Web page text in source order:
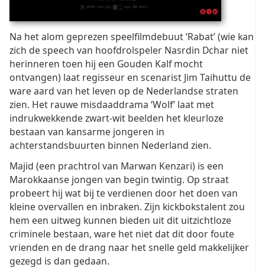
Na het alom geprezen speelfilmdebuut ‘Rabat’ (wie kan
zich de speech van hoofdrolspeler Nasrdin Dchar niet
herinneren toen hij een Gouden Kalf mocht
ontvangen) laat regisseur en scenarist Jim Taihuttu de
ware aard van het leven op de Nederlandse straten
zien. Het rauwe misdaaddrama ‘Wolf’ laat met
indrukwekkende zwart-wit beelden het kleurloze
bestaan van kansarme jongeren in
achterstandsbuurten binnen Nederland zien.
Majid (een prachtrol van Marwan Kenzari) is een
Marokkaanse jongen van begin twintig. Op straat
probeert hij wat bij te verdienen door het doen van
kleine overvallen en inbraken. Zijn kickbokstalent zou
hem een uitweg kunnen bieden uit dit uitzichtloze
criminele bestaan, ware het niet dat dit door foute
vrienden en de drang naar het snelle geld makkelijker
gezegd is dan gedaan.